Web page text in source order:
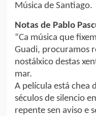
Música de Santiago.
Notas de Pablo
“Ca música que
Guadi, procuramos
nostálxico destas
mar.
A película está chea
séculos de silencio
repente sen aviso e